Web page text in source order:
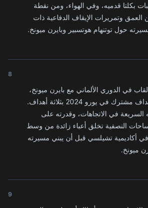
بثبات بكلتا قدميه، وفي الهواء، ومن نقطة
العمق وتمريرات الإيقاف الدفاعية ذات
حول توتنهام هوتسبير وبايرن ميونخ.
8
في الدوري الألماني مع بايرن ميونخ،
وأنهى الموسم كأفضل هداف مشترك في يورو 2024 بثلاثة أهداف.
السريعة في الاتجاهات، وقدرته على
النصفية تخلق أعباء زائدة من وسط
أكاديمية تشيلسي قبل أن يبني مسيرته
ميونخ.
9